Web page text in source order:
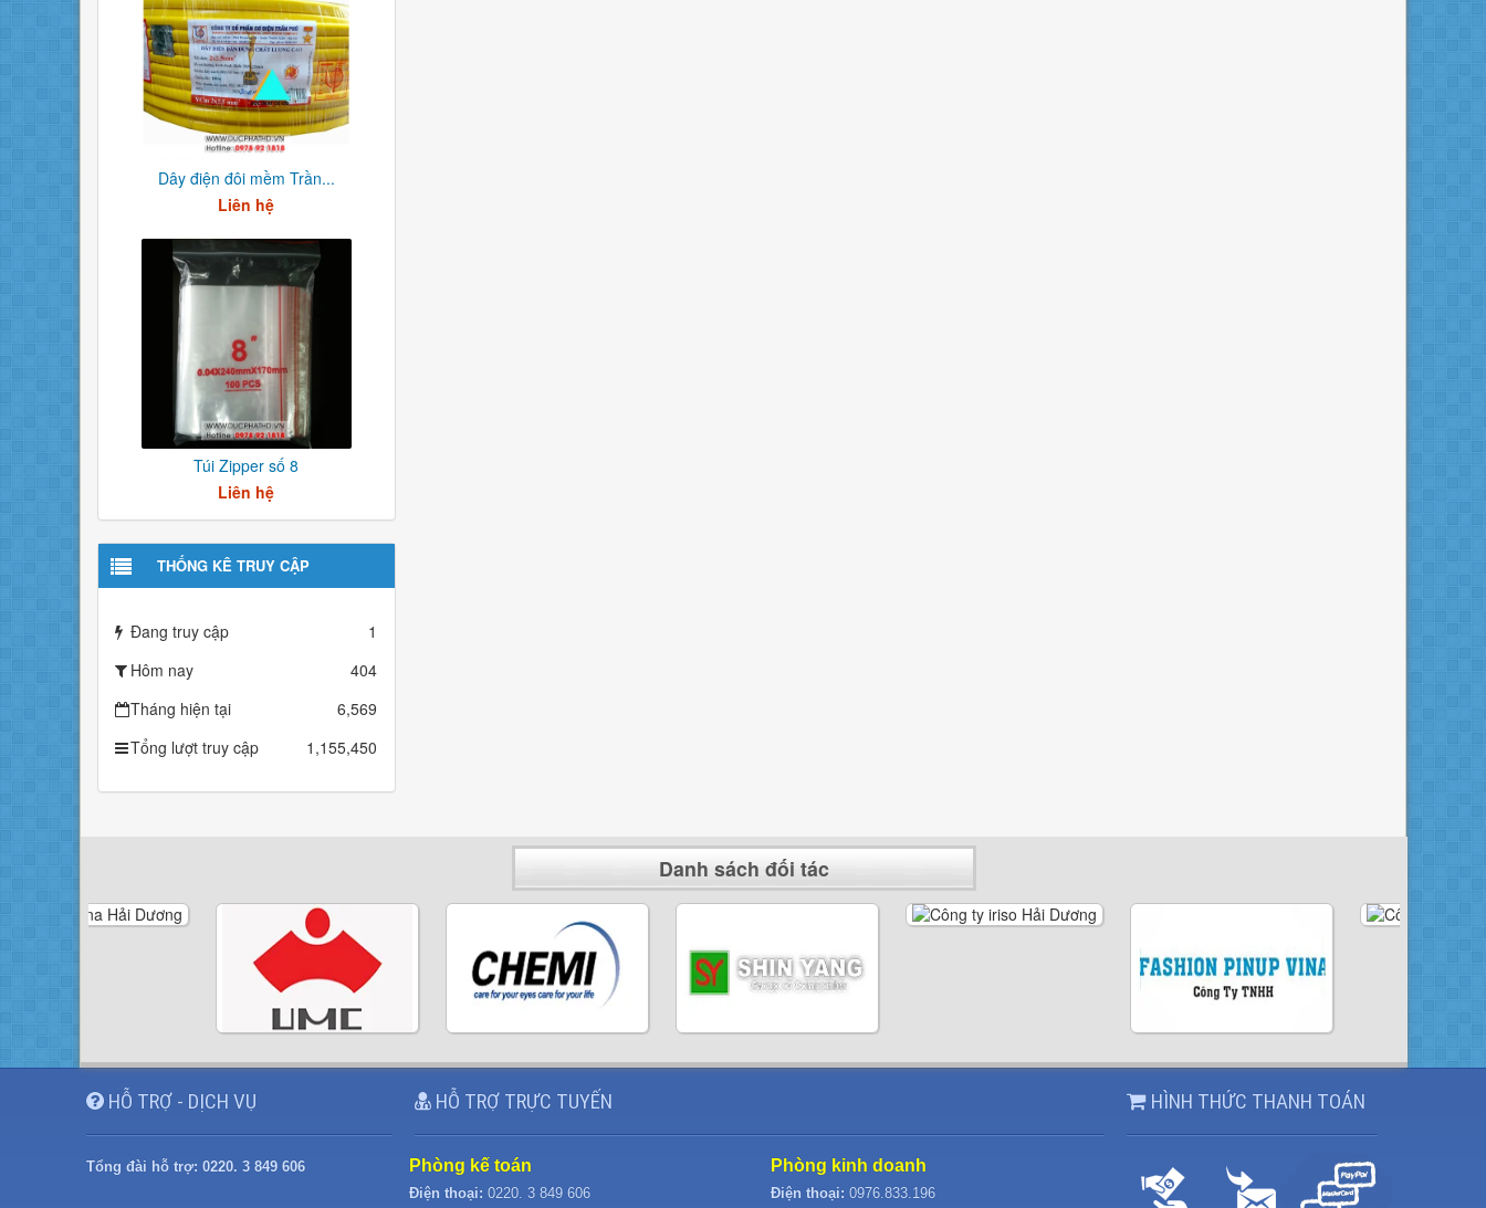
Dây điện đôi mềm Trần...
Liên hệ
Túi Zipper số 8
Liên hệ
THỐNG KÊ TRUY CẬP
Đang truy cập
1
Hôm nay
404
Tháng hiện tại
6,569
Tổng lượt truy cập
1,155,450
Danh sách đối tác
HỖ TRỢ - DỊCH VỤ
Tổng đài hỗ trợ: 0220. 3 849 606
HỖ TRỢ TRỰC TUYẾN
Phòng kế toán
Điện thoại: 0220. 3 849 606
Phòng kinh doanh
Điện thoại: 0976.833.196
HÌNH THỨC THANH TOÁN